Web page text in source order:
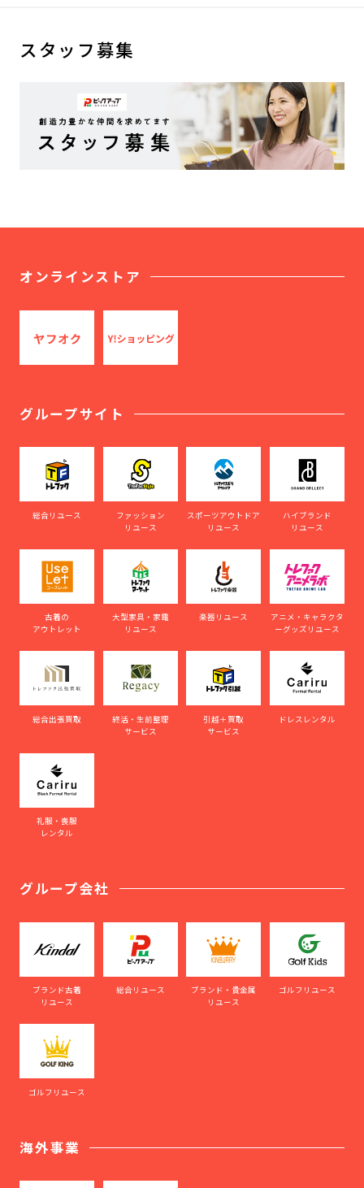
スタッフ募集
オンラインストア
グループサイト
総合リユース
ファッション
リユース
スポーツアウトドア
リユース
ハイブランド
リユース
古着の
アウトレット
大型家具・家電
リユース
楽器リユース
アニメ・キャラクタ
ーグッズリユース
総合出張買取
終活・生前整理
サービス
引越＋買取
サービス
ドレスレンタル
礼服・喪服
レンタル
グループ会社
ブランド古着
リユース
総合リユース
ブランド・貴金属
リユース
ゴルフリユース
ゴルフリユース
海外事業